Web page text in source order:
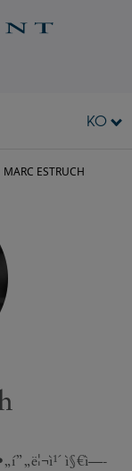
KO
MARC ESTRUCH
ì§€ì—­